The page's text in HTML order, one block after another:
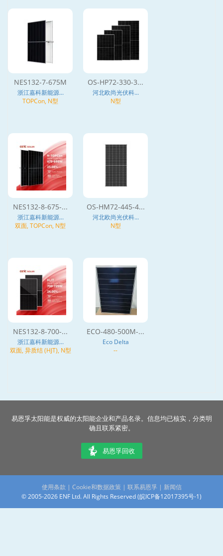
NES132-7-675M
浙江嘉科新能源...
TOPCon, N型
OS-HP72-330-3...
河北欧尚光伏科...
N型
NES132-8-675-...
浙江嘉科新能源...
双面, TOPCon, N型
OS-HM72-445-4...
河北欧尚光伏科...
N型
NES132-8-700-...
浙江嘉科新能源...
双面, 异质结 (HJT), N型
ECO-480-500M-...
Eco Delta
--
易恩孚太阳能是权威的太阳能企业和产品名录。信息均已核实，分类明
确且联系紧密。
易恩孚回收
使用条款 | Cookie和数据政策| 联系易恩孚 | 新闻信
© 2005-2026 ENF Ltd. All Rights Reserved (皖ICP备12017395号-1)